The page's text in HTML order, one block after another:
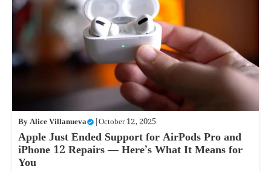
ByAlice Villanueva |October 12, 2025
Apple Just Ended Support for AirPods Pro and
iPhone 12 Repairs — Here’s What It Means for
You